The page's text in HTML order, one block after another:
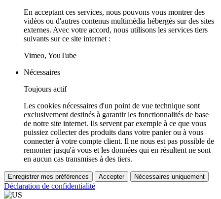
En acceptant ces services, nous pouvons vous montrer des
vidéos ou d'autres contenus multimédia hébergés sur des sites
externes. Avec votre accord, nous utilisons les services tiers
suivants sur ce site internet :
Vimeo, YouTube
Nécessaires
Toujours actif
Les cookies nécessaires d'un point de vue technique sont
exclusivement destinés à garantir les fonctionnalités de base
de notre site internet. Ils servent par exemple à ce que vous
puissiez collecter des produits dans votre panier ou à vous
connecter à votre compte client. Il ne nous est pas possible de
remonter jusqu'à vous et les données qui en résultent ne sont
en aucun cas transmises à des tiers.
Enregistrer mes préférences Accepter Nécessaires uniquement
Déclaration de confidentialité